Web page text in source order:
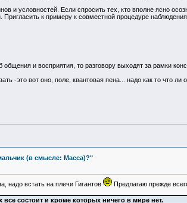
и условностей. Если спросить тех, кто вполне ясно
к примеру к совместной процедуре
и восприятия, то разговору выходят за рамки
-это вот оно, поле, квантовая пена... надо как то что
(в смысле: Масса)?"
надо встать на плечи Гигантов Предлагаю прежде
состоит и кроме которых ничего в мире нет.